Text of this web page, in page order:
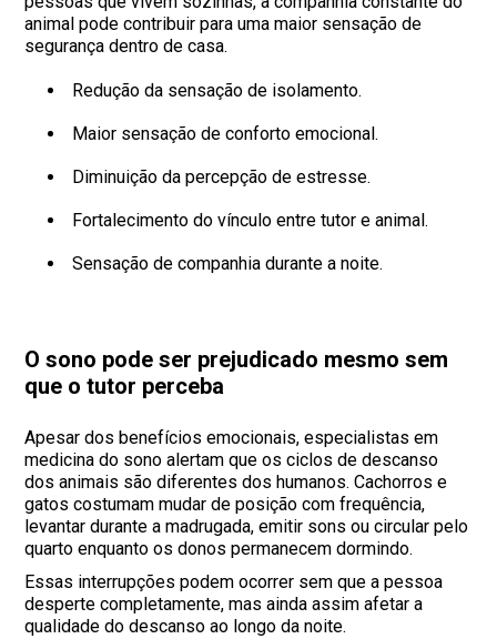
animal pode contribuir para uma maior sensação de
segurança dentro de casa.
Redução da sensação de isolamento.
Maior sensação de conforto emocional.
Diminuição da percepção de estresse.
Fortalecimento do vínculo entre tutor e animal.
Sensação de companhia durante a noite.
O sono pode ser prejudicado mesmo sem
que o tutor perceba
Apesar dos benefícios emocionais, especialistas em
medicina do sono alertam que os ciclos de descanso
dos animais são diferentes dos humanos. Cachorros e
gatos costumam mudar de posição com frequência,
levantar durante a madrugada, emitir sons ou circular pelo
quarto enquanto os donos permanecem dormindo.
Essas interrupções podem ocorrer sem que a pessoa
desperte completamente, mas ainda assim afetar a
qualidade do descanso ao longo da noite.